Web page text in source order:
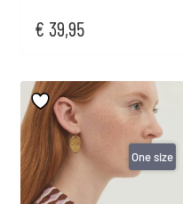
€ 39,95
One size